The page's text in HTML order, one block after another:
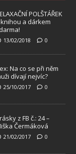
POLŠTÁŘEK
a dárkem
13/02/2018 0
Na co se při něm
dívají nejvíc?
25/10/2017 0
z FB č.: 24 –
Čermáková
21/02/2017 0